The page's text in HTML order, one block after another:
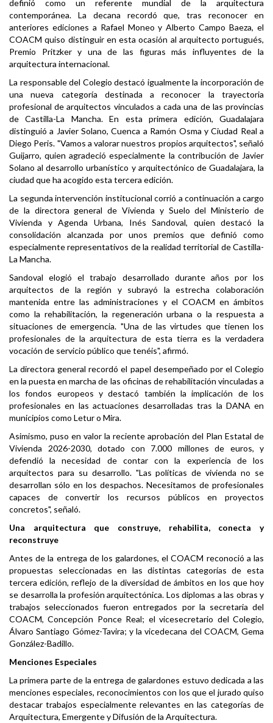
definió como un referente mundial de la arquitectura
contemporánea. La decana recordó que, tras reconocer en
anteriores ediciones a Rafael Moneo y Alberto Campo Baeza, el
COACM quiso distinguir en esta ocasión al arquitecto portugués,
Premio Pritzker y una de las figuras más influyentes de la
arquitectura internacional.
La responsable del Colegio destacó igualmente la incorporación de
una nueva categoría destinada a reconocer la trayectoria
profesional de arquitectos vinculados a cada una de las provincias
de Castilla-La Mancha. En esta primera edición, Guadalajara
distinguió a Javier Solano, Cuenca a Ramón Osma y Ciudad Real a
Diego Peris. "Vamos a valorar nuestros propios arquitectos", señaló
Guijarro, quien agradeció especialmente la contribución de Javier
Solano al desarrollo urbanístico y arquitectónico de Guadalajara, la
ciudad que ha acogido esta tercera edición.
La segunda intervención institucional corrió a continuación a cargo
de la directora general de Vivienda y Suelo del Ministerio de
Vivienda y Agenda Urbana, Inés Sandoval, quien destacó la
consolidación alcanzada por unos premios que definió como
especialmente representativos de la realidad territorial de Castilla-
La Mancha.
Sandoval elogió el trabajo desarrollado durante años por los
arquitectos de la región y subrayó la estrecha colaboración
mantenida entre las administraciones y el COACM en ámbitos
como la rehabilitación, la regeneración urbana o la respuesta a
situaciones de emergencia. "Una de las virtudes que tienen los
profesionales de la arquitectura de esta tierra es la verdadera
vocación de servicio público que tenéis", afirmó.
La directora general recordó el papel desempeñado por el Colegio
en la puesta en marcha de las oficinas de rehabilitación vinculadas a
los fondos europeos y destacó también la implicación de los
profesionales en las actuaciones desarrolladas tras la DANA en
municipios como Letur o Mira.
Asimismo, puso en valor la reciente aprobación del Plan Estatal de
Vivienda 2026-2030, dotado con 7.000 millones de euros, y
defendió la necesidad de contar con la experiencia de los
arquitectos para su desarrollo. "Las políticas de vivienda no se
desarrollan sólo en los despachos. Necesitamos de profesionales
capaces de convertir los recursos públicos en proyectos
concretos", señaló.
Una arquitectura que construye, rehabilita, conecta y
reconstruye
Antes de la entrega de los galardones, el COACM reconoció a las
propuestas seleccionadas en las distintas categorías de esta
tercera edición, reflejo de la diversidad de ámbitos en los que hoy
se desarrolla la profesión arquitectónica. Los diplomas a las obras y
trabajos seleccionados fueron entregados por la secretaria del
COACM, Concepción Ponce Real; el vicesecretario del Colegio,
Álvaro Santiago Gómez-Tavira; y la vicedecana del COACM, Gema
González-Badillo.
Menciones Especiales
La primera parte de la entrega de galardones estuvo dedicada a las
menciones especiales, reconocimientos con los que el jurado quiso
destacar trabajos especialmente relevantes en las categorías de
Arquitectura, Emergente y Difusión de la Arquitectura.